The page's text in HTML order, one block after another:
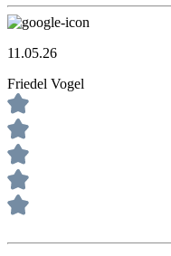
11.05.26
Friedel Vogel